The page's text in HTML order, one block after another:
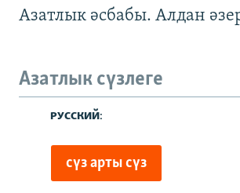
Азатлык әсбабы. Алдан
Азатлык сүзлеге